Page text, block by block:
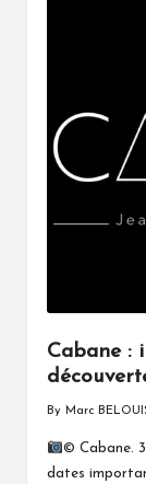
Cabane :
Posted
by
By Marc
© Cabane.
dates